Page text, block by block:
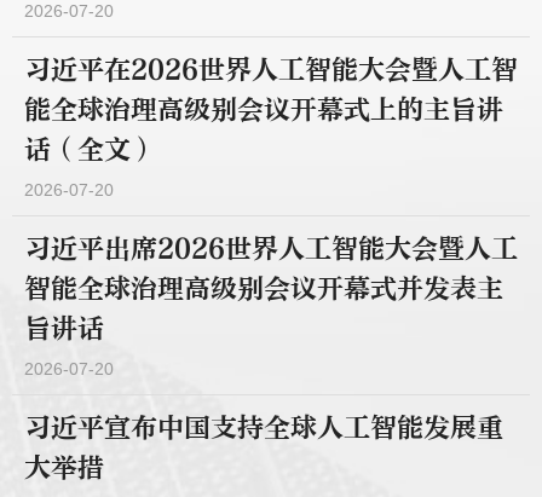
2026-07-20
习近平在2026世界人工智能大会暨人工智
能全球治理高级别会议开幕式上的主旨讲
话（全文）
2026-07-20
习近平出席2026世界人工智能大会暨人工
智能全球治理高级别会议开幕式并发表主
旨讲话
2026-07-20
习近平宣布中国支持全球人工智能发展重
大举措